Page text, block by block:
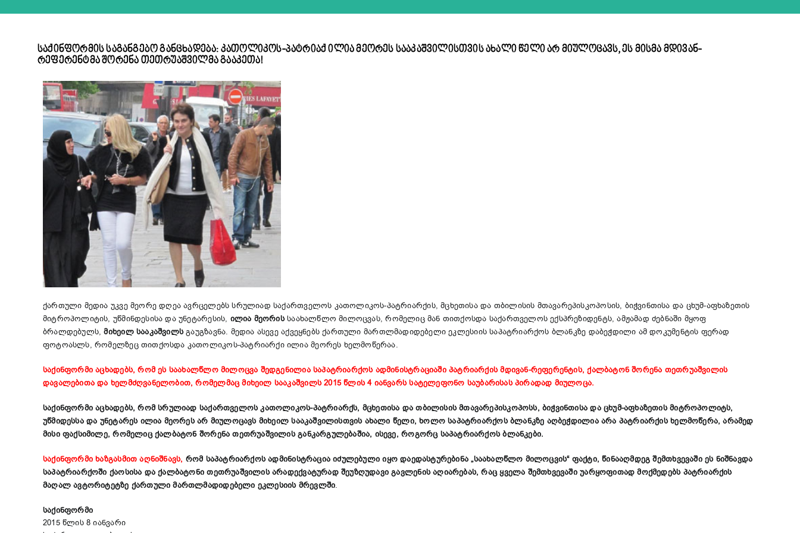
საქინფორმის საგანგებო განცხადება: კათოლიკოს-პატრიაქ ილია მეორეს სააკაშვილისთვის ახალი წელი არ მიულოცავს, ეს მისმა მდივან-
რეფერენტმა შორენა თეთრუაშვილმა გააკეთა!
ქართული მედია უკვე მეორე დღეა ავრცელებს სრულიად საქართველოს კათოლიკოს-პატრიარქის, მცხეთისა და თბილისის მთავარეპისკოპოსის, ბიჭვინთისა და ცხუმ-აფხაზეთის
მიტროპოლიტის, უწმინდესისა და უნეტარესის, ილია მეორისსაახალწლო მილოცვას, რომელიც მან თითქოსდა საქართველოს ექსპრეზიდენტს, ამჟამად ძებნაში მყოფ
ბრალდებულს,მიხეილ სააკაშვილსგაუგზავნა. მედია ასევე აქვეყნებს ქართული მართლმადიდებელი ეკლესიის საპატრიარქოს ბლანკზე დაბეჭდილი ამ დოკუმენტის ფერად
ფოტოასლს, რომელზეც თითქოსდა კათოლიკოს-პატრიარქი ილია მეორეს ხელმოწერაა.
საქინფორმი აცხადებს, რომ ეს საახალწლო მილოცვა შედგენილია საპატრიარქოს ადმინისტრაციაში პატრიარქის მდივან-რეფერენტის, ქალბატონ შორენა თეთრუაშვილის
დავალებითა და ხელმძღვანელობით, რომელმაც მიხეილ სააკაშვილს 2015 წლის 4 იანვარს სატელეფონო საუბარისას პირადად მიულოცა.
საქინფორმი აცხადებს, რომ სრულიად საქართველოს კათოლიკოს-პატრიარქს, მცხეთისა და თბილისის მთავარეპისკოპოსს, ბიჭვინთისა და ცხუმ-აფხაზეთის მიტროპოლიტს,
უწმიდესსა და უნეტარეს ილია მეორეს არ მიულოცავს მიხეილ სააკაშვილისთვის ახალი წელი, ხოლო საპატრიარქოს ბლანკზე აღბეჭდილია არა პატრიარქის ხელმოწერა, არამედ
მისი ფაქსიმილე, რომელიც ქალბატონ შორენა თეთრუაშვილის განკარგულებაშია, ისევე, როგორც საპატრიარქოს ბლანკები.
საქინფორმი ხაზგასმით აღნიშნავს, რომ საპატრიარქოს ადმინისტრაცია იძულებული იყო დაედასტურებინა „საახალწლო მილოცვის“ ფაქტი, წინააღმდეგ შემთხვევაში ეს ნიშნავდა
საპატრიარქოში ქაოსისა და ქალბატონი თეთრუაშვილის არადექვატურად შეუზღუდავი გავლენის აღიარებას, რაც ყველა შემთხვევაში უარყოფითად მოქმედებს პატრიარქის
მაღალ ავტორიტეტზე ქართული მართლმადიდებელი ეკლესიის მრევლში.
საქინფორმი
2015 წლის 8 იანვარი